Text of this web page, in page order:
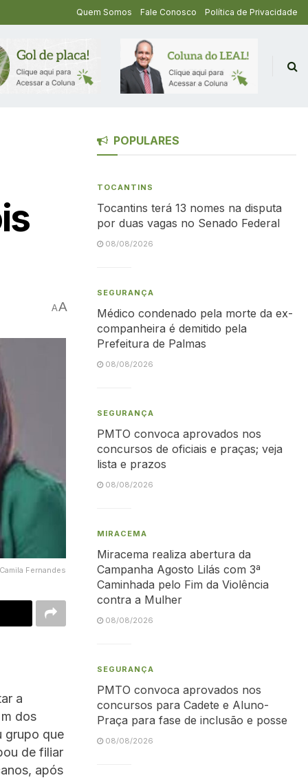
Quem Somos Fale Conosco Política de Privacidade
AA
Fernandes
a
dos
grupo que
de filiar
após
POPULARES
TOCANTINS
Tocantins terá 13 nomes na disputa
por duas vagas no Senado Federal
08/08/2026
SEGURANÇA
Médico condenado pela morte da ex-
companheira é demitido pela
Prefeitura de Palmas
08/08/2026
SEGURANÇA
PMTO convoca aprovados nos
concursos de oficiais e praças; veja
lista e prazos
08/08/2026
MIRACEMA
Miracema realiza abertura da
Campanha Agosto Lilás com 3ª
Caminhada pelo Fim da Violência
contra a Mulher
08/08/2026
SEGURANÇA
PMTO convoca aprovados nos
concursos para Cadete e Aluno-
Praça para fase de inclusão e posse
08/08/2026